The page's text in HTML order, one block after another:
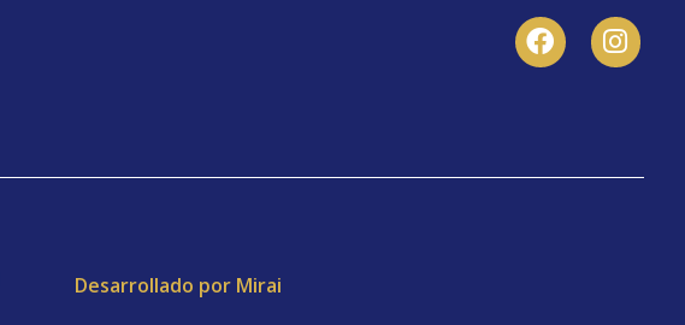
Desarrollado por Mirai